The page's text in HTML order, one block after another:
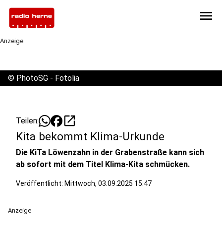
menu
Anzeige
© PhotoSG - Fotolia
Teilen: open_in_new
Kita bekommt Klima-Urkunde
Die KiTa Löwenzahn in der Grabenstraße kann sich
ab sofort mit dem Titel Klima-Kita schmücken.
Veröffentlicht: Mittwoch, 03.09.2025 15:47
Anzeige